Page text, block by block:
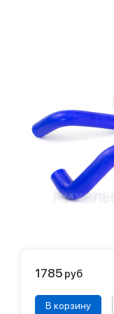
1785 руб
В корзину